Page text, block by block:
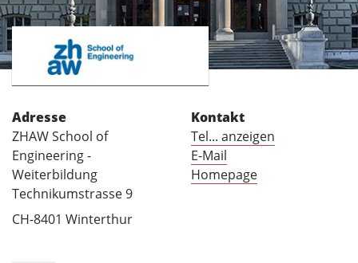
Adresse
ZHAW School of
Engineering -
Weiterbildung
Technikumstrasse 9
CH-8401 Winterthur
Kontakt
Tel... anzeigen
E-Mail
Homepage